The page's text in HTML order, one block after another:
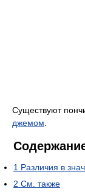
Существуют
джемом
1 Различия в
2 См. также